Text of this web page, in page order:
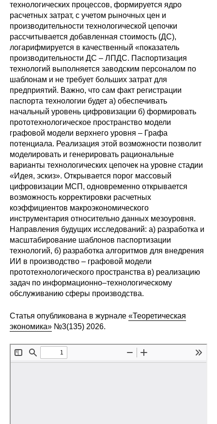
Стандарты оформления
Семинары
Энергетический семинар
Российско-французский семинар
ЦДУ
Отрасли и регионы
Inforum
Ученый совет
Материалы
О совете
Регулярные прогнозы
Квартальный прогноз
Краткосрочный прогноз
Оценка индекса промышленного
производства
Российская Система Климатического
Мониторинга
технологических процессов, формируется ядро
расчетных затрат, с учетом рыночных цен и
производительности технологической цепочки
рассчитывается добавленная стоимость (ДС),
логарифмируется в качественный «показатель
производительности ДС – ЛПДС. Паспортизация
технологий выполняется заводским персоналом по
шаблонам и не требует больших затрат для
предприятий. Важно, что сам факт регистрации
паспорта технологии будет а) обеспечивать
начальный уровень цифровизации б) формировать
прототехнологическое пространство модели
графовой модели верхнего уровня – Графа
потенциала. Реализация этой возможности позволит
моделировать и генерировать рациональные
варианты технологических цепочек на уровне стадии
«Идея, эскиз». Открывается порог массовый
цифровизации МСП, одновременно открывается
возможность корректировки расчетных
коэффициентов макроэкономического
инструментария относительно данных мезоуровня.
Направления будущих исследований: а) разработка и
масштабирование шаблонов паспортизации
технологий, б) разработка алгоритмов для внедрения
ИИ в производство – графовой модели
прототехнологического пространства в) реализацию
задач по информационно–технологическому
обслуживанию сферы производства.
Статья опубликована в журнале «Теоретическая
экономика» №3(135) 2026.